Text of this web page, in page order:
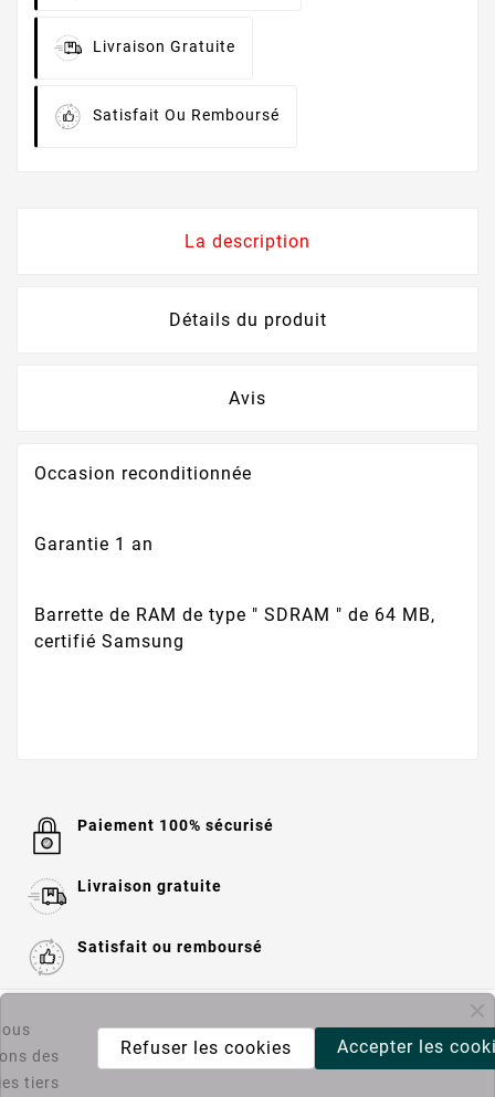
Livraison Gratuite
Satisfait Ou Remboursé
La description
Détails du produit
Avis
Occasion reconditionnée
Garantie 1 an
Barrette de RAM de type " SDRAM " de 64 MB,
certifié Samsung
Paiement 100% sécurisé
Livraison gratuite
Satisfait ou remboursé
Informations 
Catégories
des
tiers
Accepter les
Refuser les cookies